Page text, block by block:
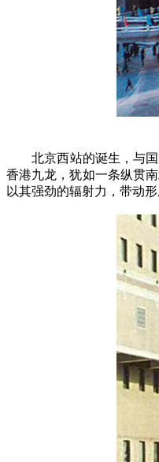
北京西站的诞生，与国
香港九龙，犹如一条纵贯
以其强劲的辐射力，带动